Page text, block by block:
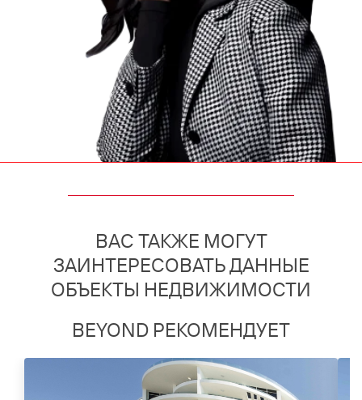
ВАС ТАКЖЕ МОГУТ
ЗАИНТЕРЕСОВАТЬ ДАННЫЕ
ОБЪЕКТЫ НЕДВИЖИМОСТИ
BEYOND РЕКОМЕНДУЕТ